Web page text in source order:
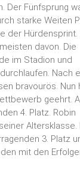
Der Fünfsprung
starke Weiten
der Hürdensprint.
davon. Die
im Stadion und
Nach
bravourös. Nun
geehrt.
4. Platz. Robin
Altersklasse.
3. Platz
mit den